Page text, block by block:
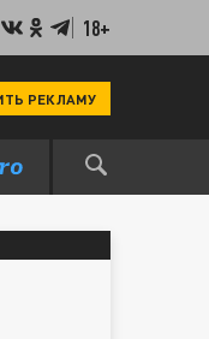
18+
РЕКЛАМУ